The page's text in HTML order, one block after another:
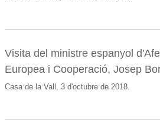
Visita del ministre espanyol
Europea i Cooperació, Josep
Casa de la Vall, 3 d'octubre de 2018.